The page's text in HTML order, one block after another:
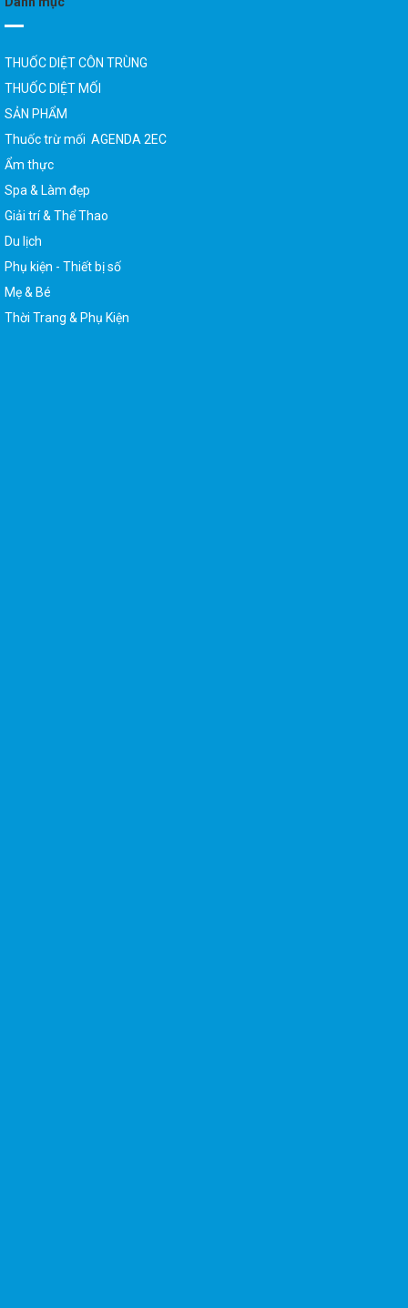
THUỐC DIỆT CÔN TRÙNG
THUỐC DIỆT MỐI
SẢN PHẨM
Thuốc trừ mối AGENDA 2EC
Ẩm thực
Spa & Làm đẹp
Giải trí & Thể Thao
Du lịch
Phụ kiện - Thiết bị số
Mẹ & Bé
Thời Trang & Phụ Kiện